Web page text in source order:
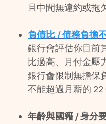
且中間無違約或拖
負債比 / 債務負擔
銀行會評估你目前
比過高、月付金壓
銀行會限制無擔保
不能超過月薪的 22
年齡與國籍 / 身分